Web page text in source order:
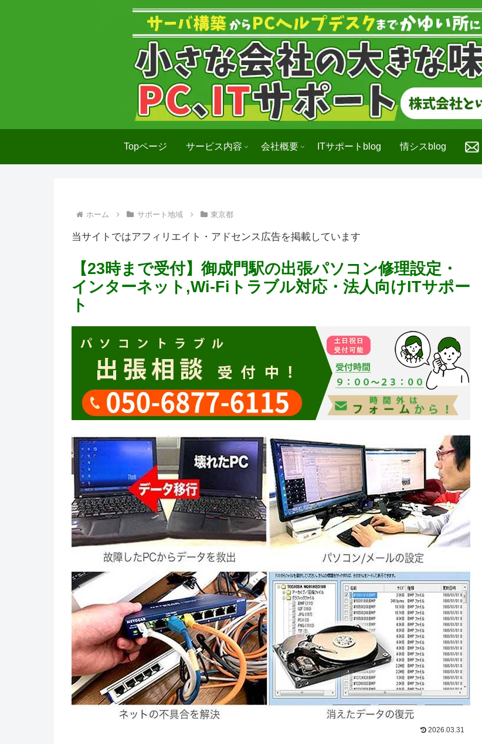
Topページ サービス内容 会社概要 ITサポートblog 情シスblog
ホーム サポート地域 東京都
当サイトではアフィリエイト・アドセンス広告を掲載しています
【23時まで受付】御成門駅の出張パソコン修理設定・
インターネット,Wi-Fiトラブル対応・法人向けITサポー
ト
2026.03.31